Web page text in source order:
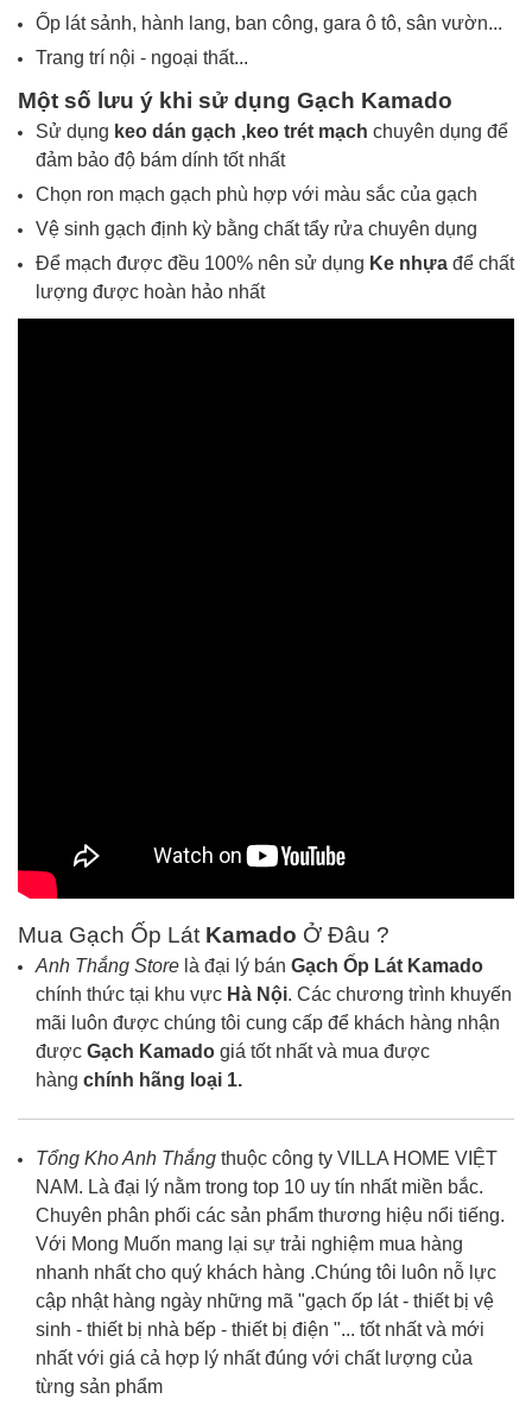
Ốp lát sảnh, hành lang, ban công, gara ô tô, sân vườn...
Trang trí nội - ngoại thất...
Một số lưu ý khi sử dụng Gạch Kamado
Sử dụng keo dán gạch ,keo trét mạch chuyên dụng để
đảm bảo độ bám dính tốt nhất
Chọn ron mạch gạch phù hợp với màu sắc của gạch
Vệ sinh gạch định kỳ bằng chất tẩy rửa chuyên dụng
Để mạch được đều 100% nên sử dụng Ke nhựa để chất
lượng được hoàn hảo nhất
Mua Gạch Ốp Lát Kamado Ở Đâu ?
Anh Thắng Store là đại lý bán Gạch Ốp Lát Kamado
chính thức tại khu vực Hà Nội. Các chương trình khuyến
mãi luôn được chúng tôi cung cấp để khách hàng nhận
được Gạch Kamado giá tốt nhất và mua được
hàng chính hãng loại 1.
Tổng Kho Anh Thắng thuộc công ty VILLA HOME VIỆT
NAM. Là đại lý nằm trong top 10 uy tín nhất miền bắc.
Chuyên phân phối các sản phẩm thương hiệu nổi tiếng.
Với Mong Muốn mang lại sự trải nghiệm mua hàng
nhanh nhất cho quý khách hàng .Chúng tôi luôn nỗ lực
cập nhật hàng ngày những mã "gạch ốp lát - thiết bị vệ
sinh - thiết bị nhà bếp - thiết bị điện "... tốt nhất và mới
nhất với giá cả hợp lý nhất đúng với chất lượng của
từng sản phẩm